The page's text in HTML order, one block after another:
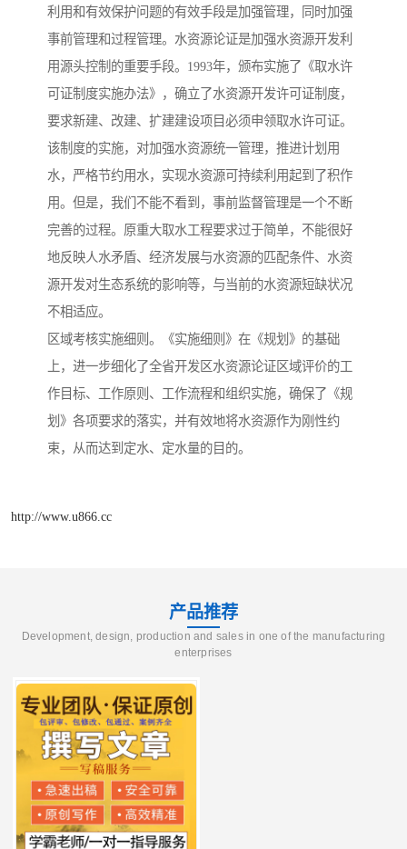
利用和有效保护问题的有效手段是加强管理，同时加强
事前管理和过程管理。水资源论证是加强水资源开发利
用源头控制的重要手段。1993年，颁布实施了《取水许
可证制度实施办法》，确立了水资源开发许可证制度，
要求新建、改建、扩建建设项目必须申领取水许可证。
该制度的实施，对加强水资源统一管理，推进计划用
水，严格节约用水，实现水资源可持续利用起到了积作
用。但是，我们不能不看到，事前监督管理是一个不断
完善的过程。原重大取水工程要求过于简单，不能很好
地反映人水矛盾、经济发展与水资源的匹配条件、水资
源开发对生态系统的影响等，与当前的水资源短缺状况
不相适应。
区域考核实施细则。《实施细则》在《规划》的基础
上，进一步细化了全省开发区水资源论证区域评价的工
作目标、工作原则、工作流程和组织实施，确保了《规
划》各项要求的落实，并有效地将水资源作为刚性约
束，从而达到定水、定水量的目的。
http://www.u866.cc
产品推荐
Development, design, production and sales in one of the manufacturing
enterprises